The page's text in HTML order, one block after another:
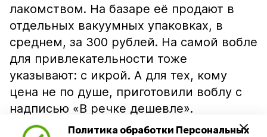
Политика обработки Персональных
лакомством. На базаре её продают в
отдельных вакуумных упаковках, в
среднем, за 300 рублей. На самой вобле
для привлекательности тоже
указывают: с икрой. А для тех, кому
цена не по душе, приготовили воблу с
надписью «В речке дешевле».